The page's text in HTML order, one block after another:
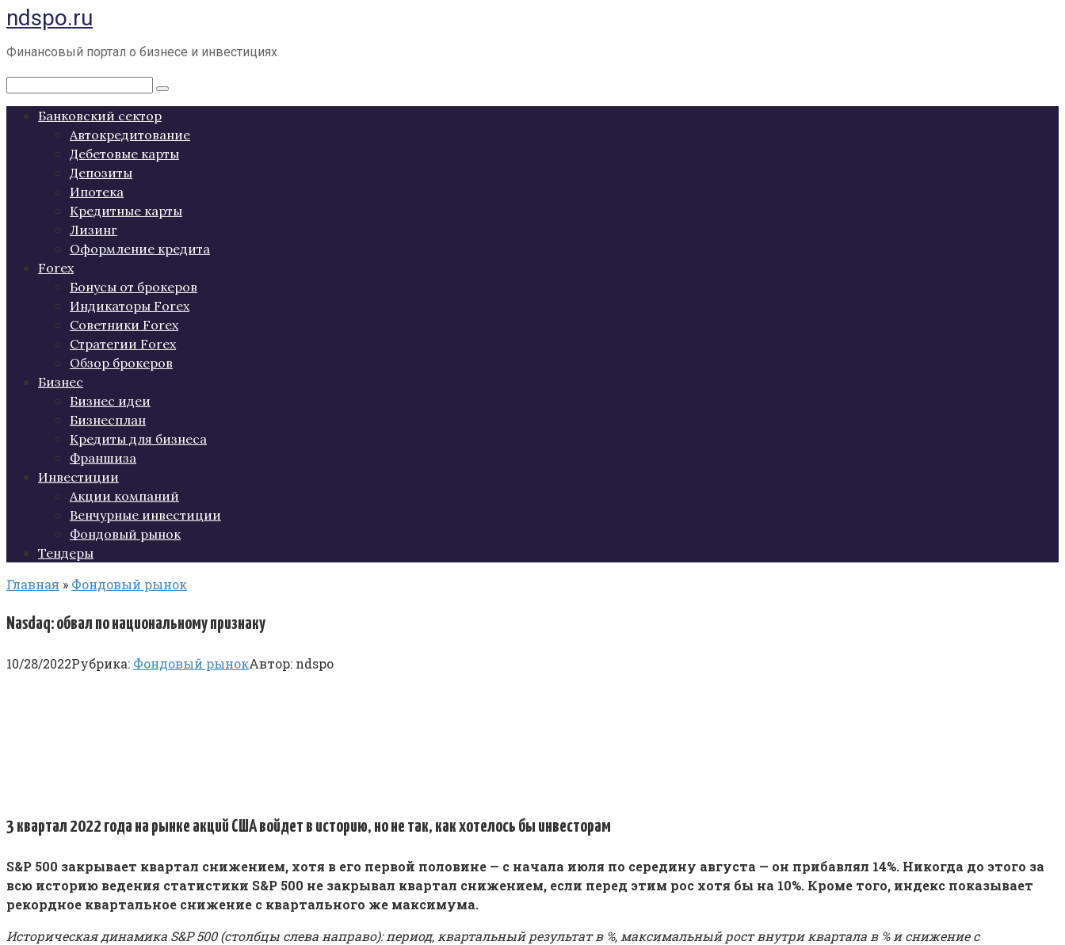
Перейти
к
контенту
ndspo.ru
Финансовый портал о бизнесе и инвестициях
Поиск:
Банковский сектор
Автокредитование
Дебетовые карты
Депозиты
Ипотека
Кредитные карты
Лизинг
Оформление кредита
Forex
Бонусы от брокеров
Индикаторы Forex
Советники Forex
Стратегии Forex
Обзор брокеров
Бизнес
Бизнес идеи
Бизнесплан
Кредиты для бизнеса
Франшиза
Инвестиции
Акции компаний
Венчурные инвестиции
Фондовый рынок
Тендеры
Главная » Фондовый рынок
Nasdaq: обвал по национальному признаку
10/28/2022Рубрика: Фондовый рынокАвтор: ndspo
3 квартал 2022 года на рынке акций США войдет в историю, но не так, как хотелось бы инвесторам
S&P 500 закрывает квартал снижением, хотя в его первой половине — с начала июля по середину августа — он прибавлял 14%. Никогда до этого за
всю историю ведения статистики S&P 500 не закрывал квартал снижением, если перед этим рос хотя бы на 10%. Кроме того, индекс показывает
рекордное квартальное снижение с квартального же максимума.
Историческая динамика S&P 500 (столбцы слева направо): период, квартальный результат в %, максимальный рост внутри квартала в % и снижение с